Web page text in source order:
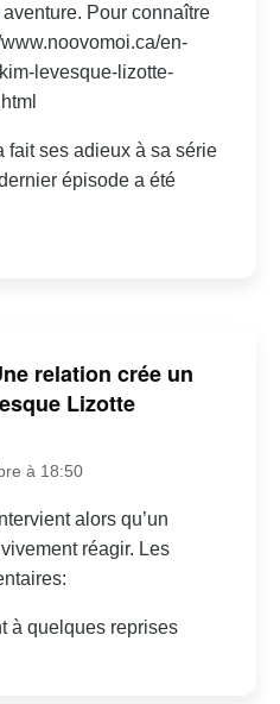
Pour connaître
en-
levesque-lizotte-
fait ses adieux à sa série
épisode a été
relation crée un
Lizotte
à 18:50
alors qu’un
réagir. Les
à quelques reprises